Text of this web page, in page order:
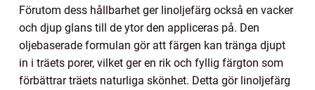
Förutom dess hållbarhet ger linoljefärg också en vacker
och djup glans till de ytor den appliceras på. Den
oljebaserade formulan gör att färgen kan tränga djupt
in i träets porer, vilket ger en rik och fyllig färgton som
förbättrar träets naturliga skönhet. Detta gör linoljefärg